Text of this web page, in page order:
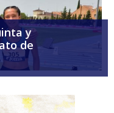
y
de